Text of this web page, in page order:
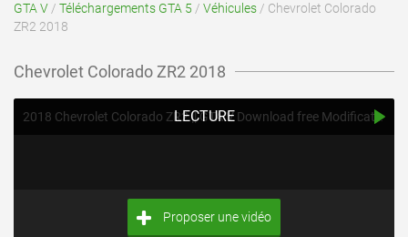
GTA V / Téléchargements GTA 5 / Véhicules / Chevrolet Colorado
ZR2 2018
Chevrolet Colorado ZR2 2018
2018 Chevrolet Colorado ZR2 || GTA V Download free Modifications / Mod Review
LECTURE
Proposer une vidéo